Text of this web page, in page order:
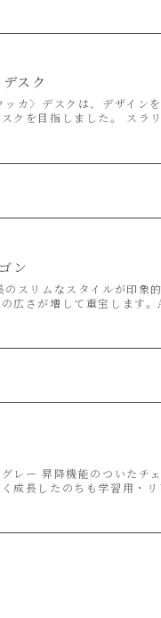
スク
ッカ〉デスクは、デザイン
クを目指しました。 スラ
ン
のスリムなスタイルが印象
広さが増して重宝します
レー 昇降機能のついたチ
成長したのちも学習用・